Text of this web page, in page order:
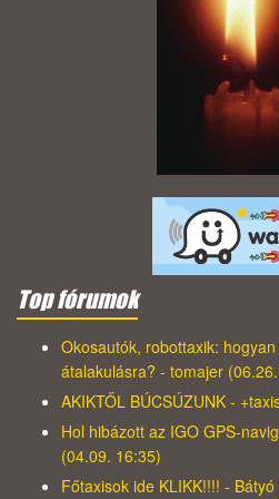
Top fórumok
Okosautók, robottaxik:
átalakulásra? - tomajer
AKIKTŐL BÚCSÚZUNK -
Hol hibázott az IGO GPS-
(04.09. 16:35)
Főtaxisok ide KLIKK!!!! -